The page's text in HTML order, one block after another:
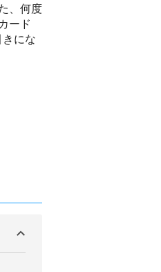
、何度
ード
にな